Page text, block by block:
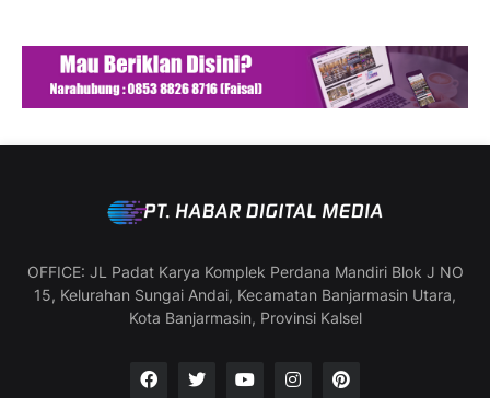
OFFICE: JL Padat Karya Komplek Perdana Mandiri Blok J NO
15, Kelurahan Sungai Andai, Kecamatan Banjarmasin Utara,
Kota Banjarmasin, Provinsi Kalsel